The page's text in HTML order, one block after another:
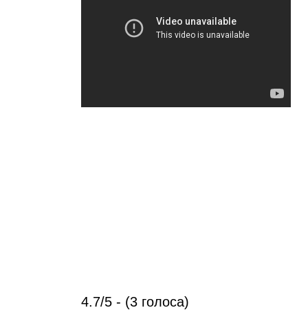
4.7/5 - (3 голоса)